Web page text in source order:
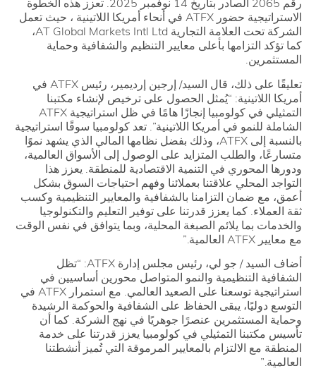
رقم 2065 الصادر بتاريخ 14 نوفمبر 2025. تعزز هذه الخطوة
الاستراتيجية حضور ATFX في أنحاء أمريكا اللاتينية ، حيث تعمل
الشركة تحت العلامة التجارية AT Global Markets Intl Ltd،
كما تؤكد التزامها بأعلى معايير التنظيم والشفافية وحماية
المستثمرين.
تعليقًا على ذلك، قال السيد/ إرجين إرديمير، رئيس ATFX في
أمريكا اللاتينية: “يُمثل الحصول على ترخيص لإنشاء مكتبنا
التمثيلي في كولومبيا إنجازًا هامًا في ظل استراتيجية ATFX
الشاملة للنمو في أمريكا اللاتينية”. تعد كولومبيا سوقًا استراتيجية
بالنسبة إلى ATFX، وذلك بفضل نظامها المالي الذي يشهد نموًا
متسارعًا، والطلب المتزايد على الوصول إلى الأسواق العالمية،
ودورها المحوري في التنمية الاقتصادية للمنطقة. يعزز هذا
التواجد المحلي علاقتنا بعملائنا وفهم احتياجات السوق بشكل
أعمق، مع ضمان التزامنا بالشفافية والمعايير التنظيمية وكسب
ثقة العملاء. كما يعزز قدرتنا على توفير التعليم والتكنولوجيا
والخدمات بما يلائم الصبغة المحلية، وبما يتوافق في نفس الوقت
مع معايير ATFX العالمية.”
أضاف السيد / جو لي، رئيس مجلس إدارة ATFX: “تظل
الشفافية التنظيمية والنمو المتواصل محورين أساسيين في
استراتيجية توسعنا على الصعيد العالمي. مع استمرار ATFX في
التوسع دوليًا، يبقى الحفاظ على الشفافية والحوكمة الرشيدة
وحماية المستثمرين عنصرًا جوهريًا في نهج الشركة. كما أن
تأسيس مكتبنا التمثيلي في كولومبيا يعزز قدرتنا على خدمة
المنطقة مع الالتزام بالمعايير المرموقة التي تُميز أنشطتنا
العالمية.”